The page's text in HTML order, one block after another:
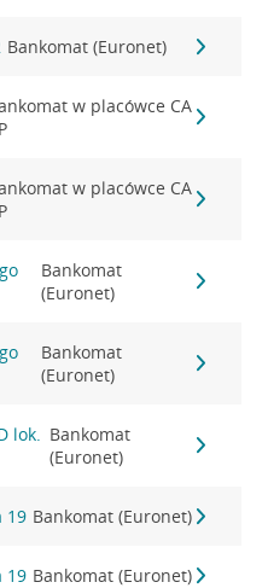
Bankomat (Euronet)
w placówce CA
w placówce CA
Bankomat
(Euronet)
Bankomat
(Euronet)
lok. Bankomat
(Euronet)
19 Bankomat (Euronet)
19 Bankomat (Euronet)